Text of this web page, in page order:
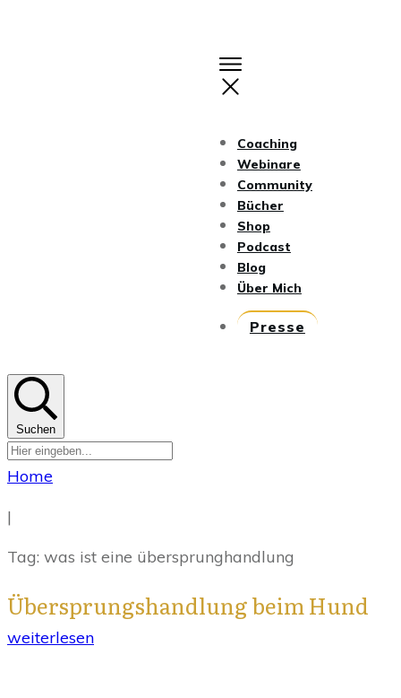
Coaching
Webinare
Community
Bücher
Shop
Podcast
Blog
Über Mich
Presse
Suchen
Home
|
Tag: was ist eine übersprunghandlung
Übersprungshandlung beim Hund
weiterlesen